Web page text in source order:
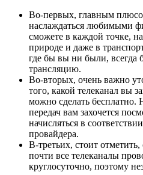
Во-первых, главным
наслаждаться любимыми
сможете в каждой точке,
природе и даже в
где бы вы ни были, всегда
трансляцию.
Во-вторых, очень важно
того, какой телеканал вы
можно сделать бесплатно.
передач вам захочется
начисляться в
провайдера.
В-третьих, стоит
почти все телеканалы
круглосуточно, поэтому